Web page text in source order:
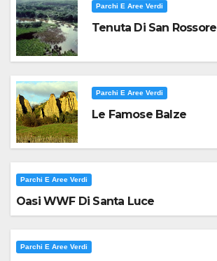
Parchi E Aree Verdi
Tenuta Di San Rossore
Parchi E Aree Verdi
Le Famose Balze
Parchi E Aree Verdi
Oasi WWF Di Santa Luce
Parchi E Aree Verdi